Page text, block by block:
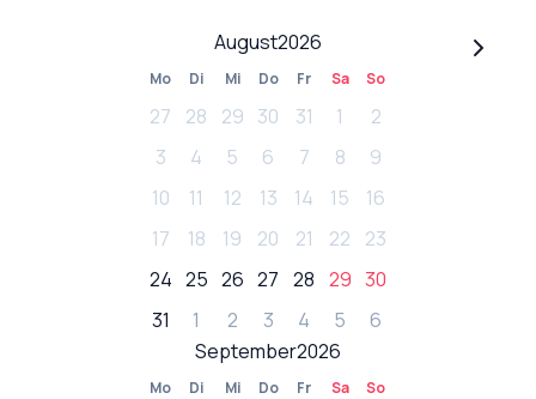
August2026
Mo Di Mi Do Fr Sa So
27 28 29 30 31 1
2
3
4 5 6 7 8
9
10
11 12 13 14 15
16
17
18 19 20 21 22
23
24 25 26 27 28 29 30
31
1 2 3 4 5
6
September2026
Mo Di Mi Do Fr Sa So